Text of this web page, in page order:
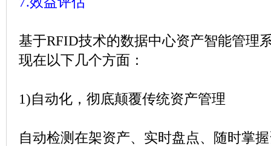
基于RFID技术的数据中心资产智能管理
现在以下几个方面：
1)自动化，彻底颠覆传统资产管理
自动检测在架资产、实时盘点、随时掌